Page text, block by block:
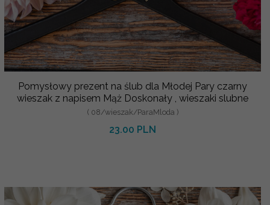
Pomysłowy prezent na ślub dla Młodej Pary czarny
wieszak z napisem Mąż Doskonały , wieszaki slubne
( 08/wieszak/ParaMloda )
23.00 PLN